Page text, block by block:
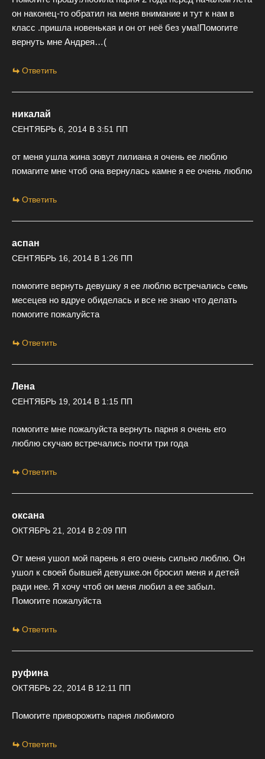
он наконец-то обратил на меня внимание и тут к нам в
класс .пришла новенькая и он от неё без ума!Помогите
вернуть мне Андрея…(
Ответить
никалай
СЕНТЯБРЬ 6, 2014 В 3:51 ПП
от меня ушла жина зовут лилиана я очень ее люблю
помагите мне чтоб она вернулась камне я ее очень люблю
Ответить
аспан
СЕНТЯБРЬ 16, 2014 В 1:26 ПП
помогите вернуть девушку я ее люблю встречались семь
месецев но вдруе обиделась и все не знаю что делать
помогите пожалуйста
Ответить
Лена
СЕНТЯБРЬ 19, 2014 В 1:15 ПП
помогите мне пожалуйста вернуть парня я очень его
люблю скучаю встречались почти три года
Ответить
оксана
ОКТЯБРЬ 21, 2014 В 2:09 ПП
От меня ушол мой парень я его очень сильно люблю. Он
ушол к своей бывшей девушке.он бросил меня и детей
ради нее. Я хочу чтоб он меня любил а ее забыл.
Помогите пожалуйста
Ответить
руфина
ОКТЯБРЬ 22, 2014 В 12:11 ПП
Помогите приворожить парня любимого
Ответить